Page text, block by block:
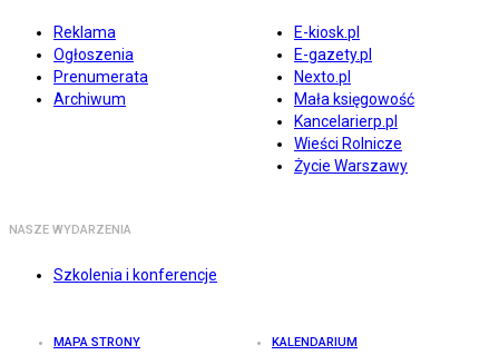
Reklama
Ogłoszenia
Prenumerata
Archiwum
E-kiosk.pl
E-gazety.pl
Nexto.pl
Mała księgowość
Kancelarierp.pl
Wieści Rolnicze
Życie Warszawy
NASZE WYDARZENIA
Szkolenia i konferencje
MAPA STRONY KALENDARIUM